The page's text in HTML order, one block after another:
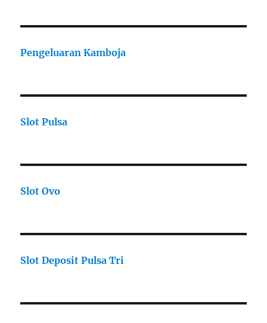
Pengeluaran Kamboja
Slot Pulsa
Slot Ovo
Slot Deposit Pulsa Tri